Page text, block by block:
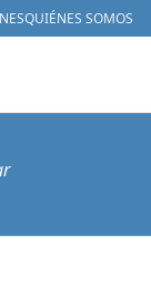
QUIÉNES SOMOS